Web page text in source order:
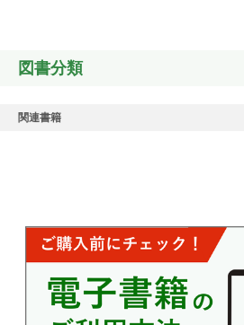
図書分類
関連書籍